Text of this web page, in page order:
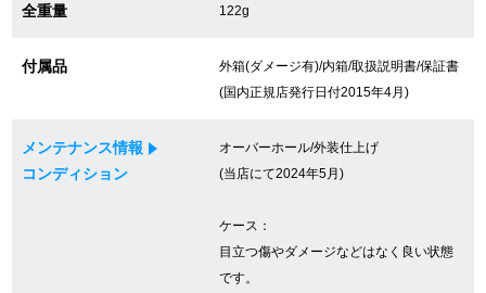
修理・メンテナンスをご希望の方
オーバーホールについて
全重量 122g
付属品
外箱(ダメージ有)/内箱/取扱説明書/保証書
(国内正規店発行日付2015年4月)
メンテナンス情報
コンディション
オーバーホール/外装仕上げ
(当店にて2024年5月)
ケース：
目立つ傷やダメージなどはなく良い状態
です。